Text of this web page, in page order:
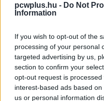
pcwplus.hu - Do Not
Information
If you wish to opt-out of the
processing of your personal
targeted advertising by us,
section to confirm your
opt-out request is
interest-based ads based
us or personal information
PCW.lite|
Teszt hub|